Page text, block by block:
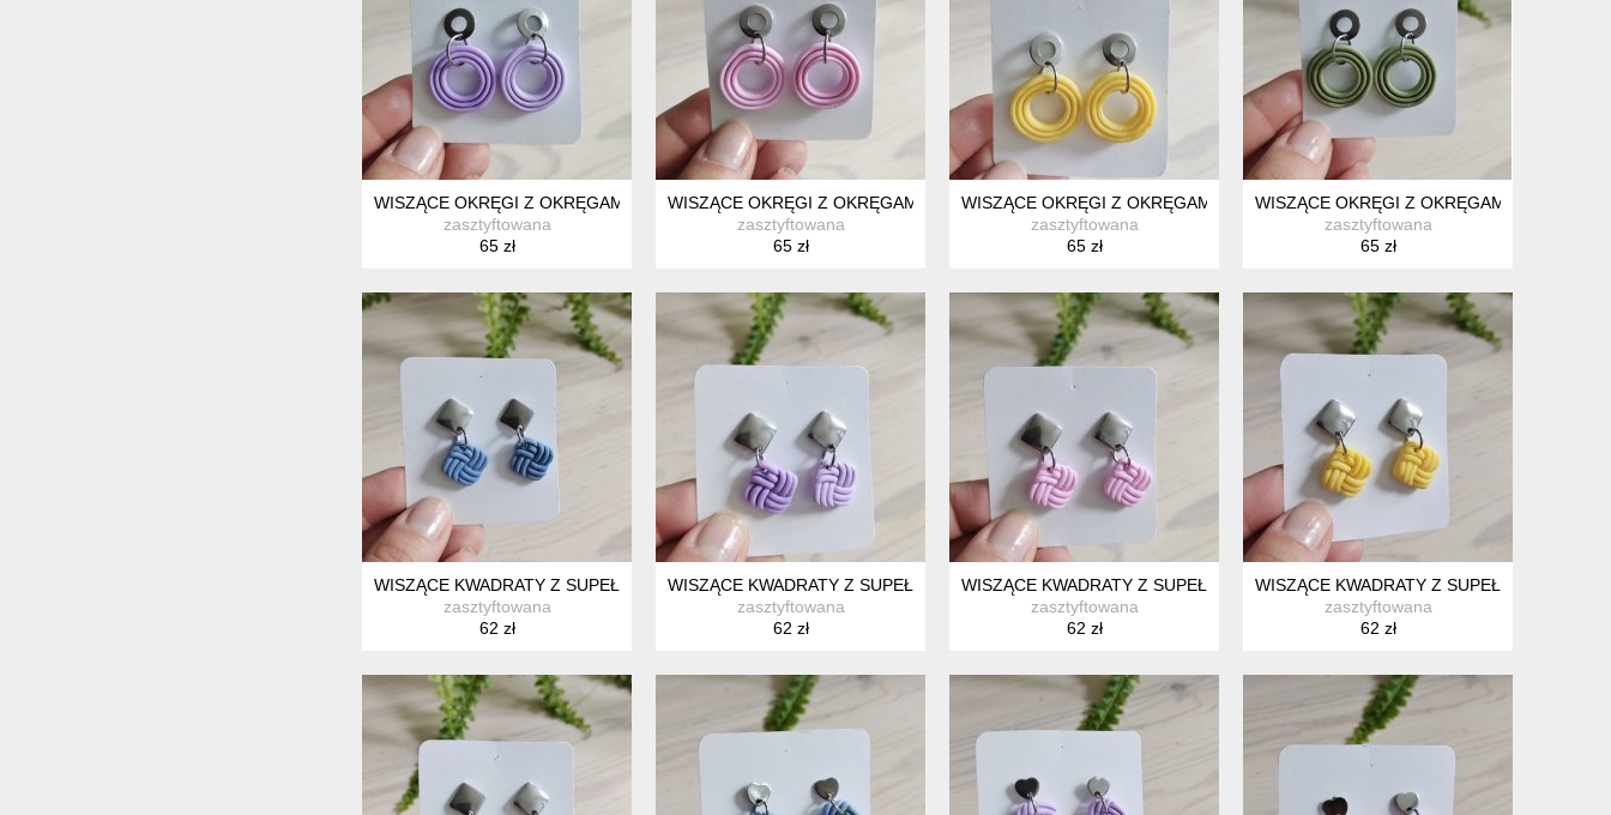
WISZĄCE OKRĘGI Z OKRĘGAMI :) FIOLETOWE
zasztyftowana
65 zł
WISZĄCE OKRĘGI Z OKRĘGAMI :) RÓŻOWE
zasztyftowana
65 zł
WISZĄCE OKRĘGI Z OKRĘGAMI :) ŻÓŁTE
zasztyftowana
65 zł
WISZĄCE OKRĘGI Z OKRĘGAMI :) SZAŁWIA
zasztyftowana
65 zł
WISZĄCE KWADRATY Z SUPEŁKAMI NIEBIESKIE
zasztyftowana
62 zł
WISZĄCE KWADRATY Z SUPEŁKAMI FIOLETOWE
zasztyftowana
62 zł
WISZĄCE KWADRATY Z SUPEŁKAMI RÓŻOWE
zasztyftowana
62 zł
WISZĄCE KWADRATY Z SUPEŁKAMI ŻÓŁTE
zasztyftowana
62 zł